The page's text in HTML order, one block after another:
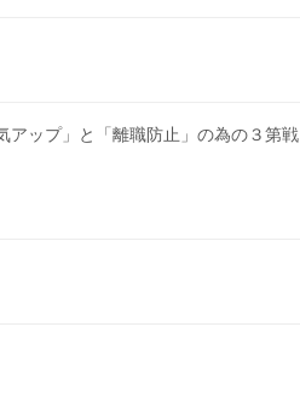
アップ」と「離職防止」の為の３第戦